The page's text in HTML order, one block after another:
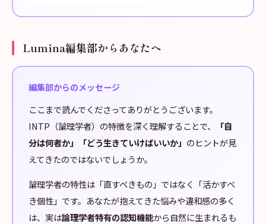
Lumina編集部からあなたへ
編集部からのメッセージ
ここまで読んでくださってありがとうございます。
INTP（論理学者）の特徴を深く理解することで、
「自
分は何者か」「どう生きていけばいいか」 のヒントが見
えてきたのではないでしょうか。
論理学者の特性は「直すべきもの」ではなく「活かすべ
き個性」です。あなたが抱えてきた悩みや違和感の多く
は、実は論理学者特有の認知機能から自然に生まれるも